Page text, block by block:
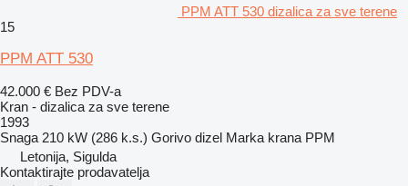
PPM ATT 530 dizalica za sve terene
15
PPM ATT 530
42.000 € Bez PDV-a
Kran - dizalica za sve terene
1993
Snaga 210 kW (286 k.s.) Gorivo dizel Marka krana PPM
Letonija, Sigulda
Kontaktirajte prodavatelja